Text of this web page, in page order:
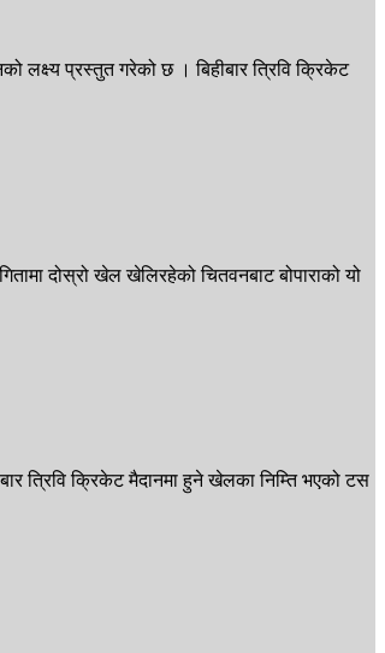
लक्ष्य प्रस्तुत गरेको छ । बिहीबार त्रिवि क्रिकेट
दोस्रो खेल खेलिरहेको चितवनबाट बोपाराको यो
त्रिवि क्रिकेट मैदानमा हुने खेलका निम्ति भएको टस